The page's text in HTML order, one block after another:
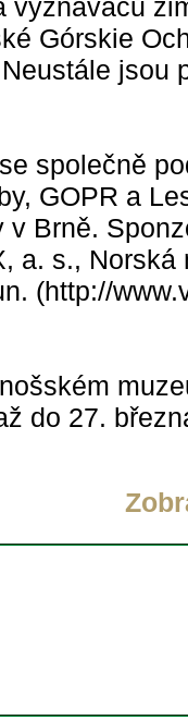
vyznavačů
Górskie
jsou
společně
GOPR a
v Brně.
a. s., Norská
(http://
do 27.